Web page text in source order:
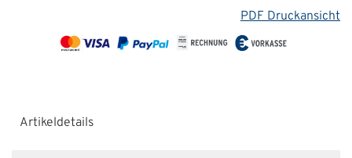
PDF Druckansicht
Artikeldetails